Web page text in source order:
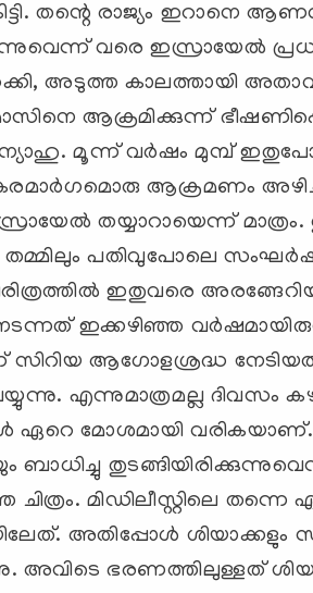
തന്റെ രാജ്യം ഇറാനെ
വരെ ഇസ്രായേല്‍
അടുത്ത കാലത്തായി
ആക്രമിക്കുന്ന്
മൂന്ന് വര്‍ഷം മുമ്പ്
ആക്രമണം
തയ്യാറായെന്ന് മാത്രം.
തമ്മിലും പതിവുപോലെ
ഇതുവരെ
ഇക്കഴിഞ്ഞ
ആഗോളശ്രദ്ധ
എന്നുമാത്രമല്ല ദിവസം
ഏറെ മോശമായി
ബാധിച്ചു
മിഡിലീസ്റ്റിലെ
അതിപ്പോള്‍
അവിടെ ഭരണത്തിലുള്ളത്